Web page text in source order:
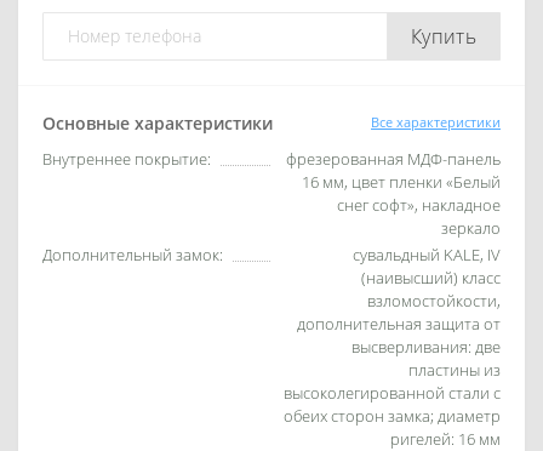
Купить
Основные характеристики Все характеристики
Внутреннее покрытие:
фрезерованная МДФ-панель
16 мм, цвет пленки «Белый
снег софт», накладное
зеркало
Дополнительный замок:
сувальдный KALE, IV
(наивысший) класс
взломостойкости,
дополнительная защита от
высверливания: две
пластины из
высоколегированной стали с
обеих сторон замка; диаметр
ригелей: 16 мм